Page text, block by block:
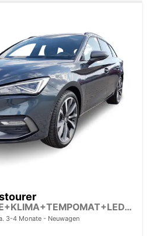
Style 5J GARANTIE+KLIMA+TEMPOMAT+LED+16" ALU+PDC
3-4 Monate Neuwagen